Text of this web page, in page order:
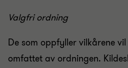
Valgfri ordning
De som oppfyller vilkårene
omfattet av ordningen.